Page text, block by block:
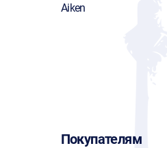
Aiken
Покупателям